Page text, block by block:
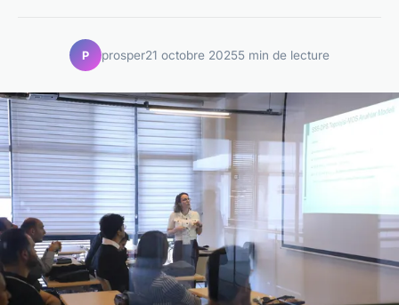
P prosper21 octobre 20255 min de lecture